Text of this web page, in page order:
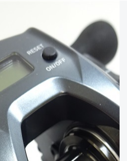
店
かの里店
インズモール彦根店
岡中吉田店
引山店
店
向山店
C
使用感や傷のある一般的な中
古品
かなり使用感があり、全体的
に目立つ傷が多い品